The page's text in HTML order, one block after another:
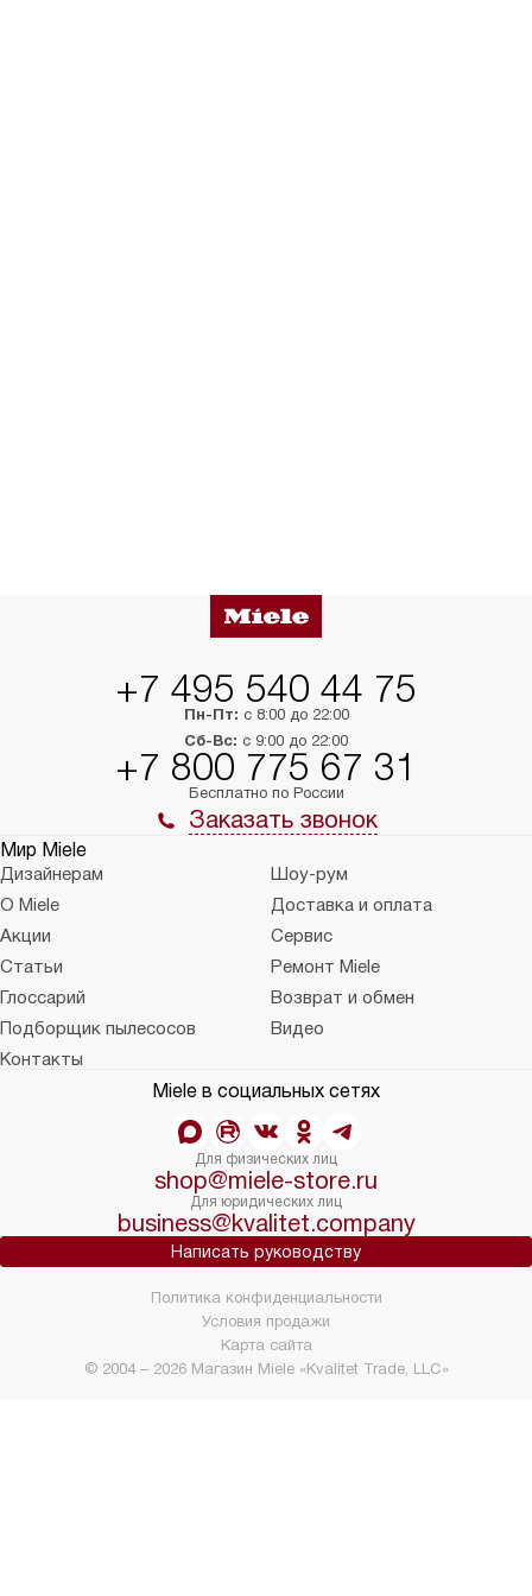
+7 495 540 44 75
Пн-Пт: с 8:00 до 22:00
Сб-Вс: с 9:00 до 22:00
+7 800 775 67 31
Бесплатно по России
Заказать звонок
Мир Miele
Дизайнерам
Шоу-рум
О Miele
Доставка и оплата
Акции
Сервис
Статьи
Ремонт Miele
Глоссарий
Возврат и обмен
Подборщик пылесосов
Видео
Контакты
Miele в социальных сетях
Для физических лиц
shop@miele-store.ru
Для юридических лиц
business@kvalitet.company
Написать руководству
© 2004 – 2026 Магазин Miele «Kvalitet Trade, LLC»
Политика конфиденциальности
Условия продажи
Карта сайта